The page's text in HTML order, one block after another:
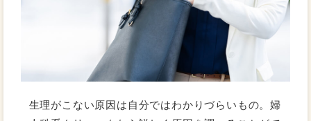
生理がこない原因は自分ではわかりづらいもの。婦